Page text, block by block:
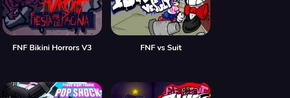
FNF Bikini Horrors V3 FNF vs Suit